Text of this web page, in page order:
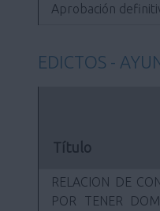
Aprobación
EDICTOS -
Título
RELACION DE
POR TENER